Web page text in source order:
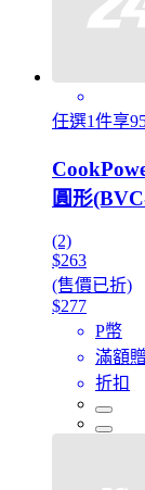
任選1件享
圓形
(2)
$263
(售價已折)
$277
P幣
滿額贈
折扣